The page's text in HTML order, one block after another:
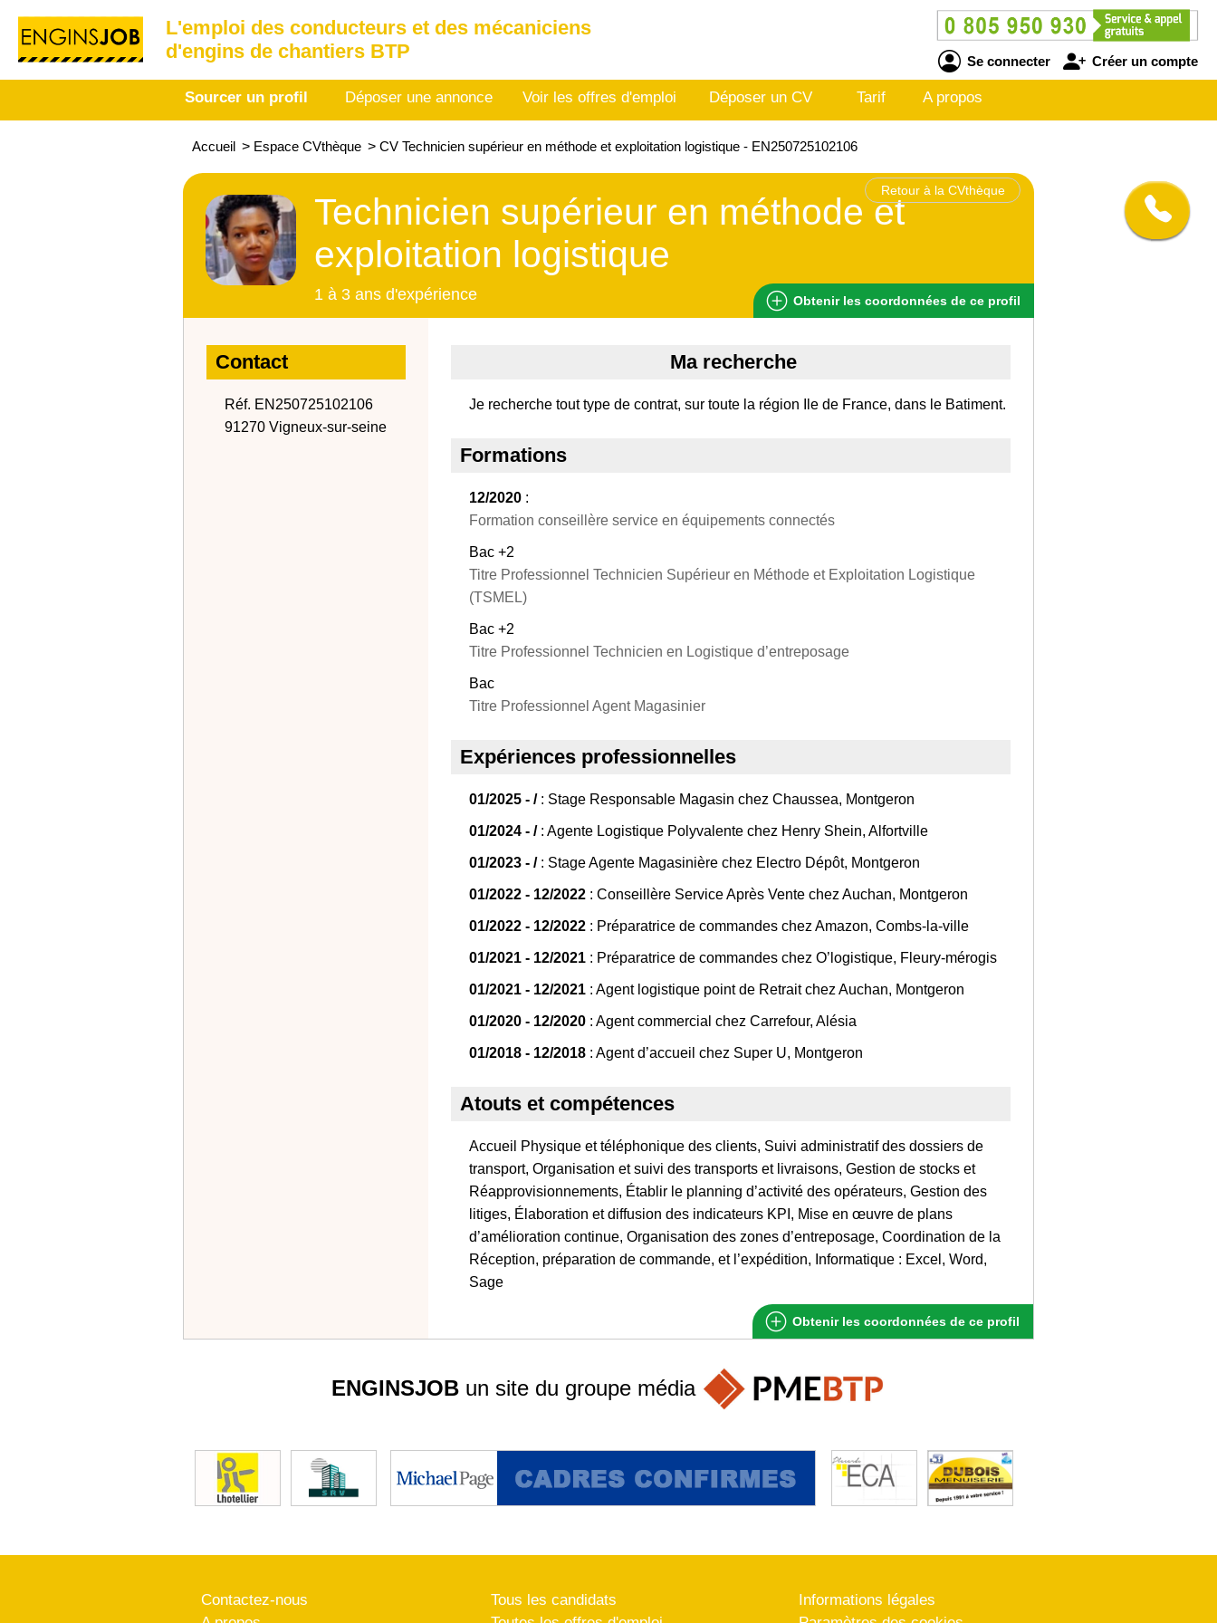
L'emploi des conducteurs et des mécaniciens
d'engins de chantiers BTP
Se connecter Créer un compte
Sourcer un profil Déposer une annonce Voir les offres d'emploi Déposer un CV Tarif A propos
Accueil > Espace CVthèque > CV Technicien supérieur en méthode et exploitation logistique - EN250725102106
Retour à la CVthèque
Technicien supérieur en méthode et
exploitation logistique
1 à 3 ans d'expérience Obtenir les coordonnées de ce profil
Contact
Réf. EN250725102106
91270 Vigneux-sur-seine
Ma recherche
Je recherche tout type de contrat, sur toute la région Ile de France, dans le Batiment.
Formations
12/2020 :
Formation conseillère service en équipements connectés
Bac +2
Titre Professionnel Technicien Supérieur en Méthode et Exploitation Logistique
(TSMEL)
Bac +2
Titre Professionnel Technicien en Logistique d’entreposage
Bac
Titre Professionnel Agent Magasinier
Expériences professionnelles
01/2025 - /: Stage Responsable Magasin chez Chaussea, Montgeron
01/2024 - /: Agente Logistique Polyvalente chez Henry Shein, Alfortville
01/2023 - /: Stage Agente Magasinière chez Electro Dépôt, Montgeron
01/2022 - 12/2022 : Conseillère Service Après Vente chez Auchan, Montgeron
01/2022 - 12/2022 : Préparatrice de commandes chez Amazon, Combs-la-ville
01/2021 - 12/2021 : Préparatrice de commandes chez O’logistique, Fleury-mérogis
01/2021 - 12/2021 : Agent logistique point de Retrait chez Auchan, Montgeron
01/2020 - 12/2020 : Agent commercial chez Carrefour, Alésia
01/2018 - 12/2018 : Agent d’accueil chez Super U, Montgeron
Atouts et compétences
Accueil Physique et téléphonique des clients, Suivi administratif des dossiers de
transport, Organisation et suivi des transports et livraisons, Gestion de stocks et
Réapprovisionnements, Établir le planning d’activité des opérateurs, Gestion des
litiges, Élaboration et diffusion des indicateurs KPI, Mise en œuvre de plans
d’amélioration continue, Organisation des zones d’entreposage, Coordination de la
Réception, préparation de commande, et l’expédition, Informatique : Excel, Word,
Sage
Obtenir les coordonnées de ce profil
ENGINSJOB un site du groupe média
Contactez-nous
Tous les candidats
Informations légales